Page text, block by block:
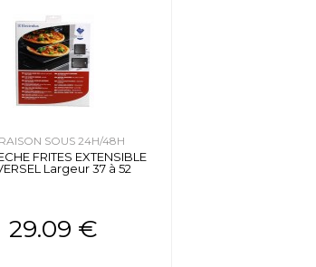
SOUS 24H/48H
FRITES EXTENSIBLE
Largeur 37 à 52
29.09 €